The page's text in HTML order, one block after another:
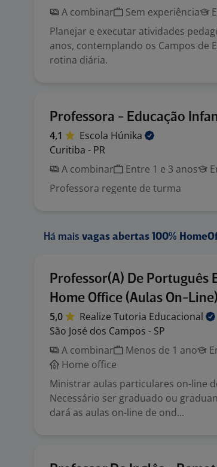
A combinar
Sem experiência
Planejar e executar atividades
anos, contemplando os Campos de
rotina diária.
Professora - Educação
4,1 Escola Húnika
Curitiba - PR
A combinar
Entre 1 e 3 anos
Professora regente de turma
Há mais vagas abertas 100%
Professor(A) De Português
Home Office (Aulas On-Line)
5,0 Realize Tutoria Educacional
São José dos Campos - SP
A combinar
Menos de 1 ano
Home office
Ministrar aulas particulares on-line
Necessário ser graduado ou
dará as aulas on-line de ond...